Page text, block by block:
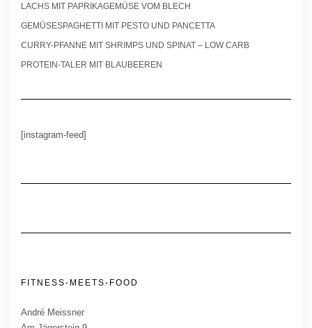
LACHS MIT PAPRIKAGEMÜSE VOM BLECH
GEMÜSESPAGHETTI MIT PESTO UND PANCETTA
CURRY-PFANNE MIT SHRIMPS UND SPINAT – LOW CARB
PROTEIN-TALER MIT BLAUBEEREN
[instagram-feed]
FITNESS-MEETS-FOOD
André Meissner